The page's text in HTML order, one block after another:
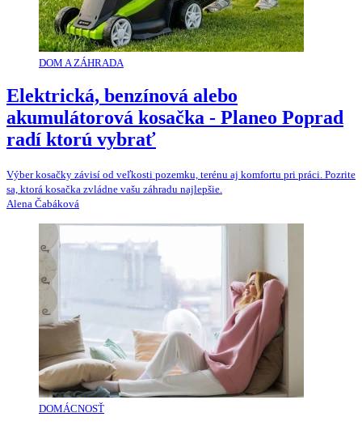
DOM A ZÁHRADA
Elektrická, benzínová alebo
akumulátorová kosačka - Planeo Poprad
radí ktorú vybrať
Výber kosačky závisí od veľkosti pozemku, terénu aj komfortu pri práci. Pozrite
sa, ktorá kosačka zvládne vašu záhradu najlepšie.
Alena Čabáková
DOMÁCNOSŤ